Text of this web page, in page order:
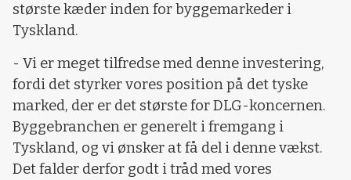
største kæder inden for byggemarkeder i
Tyskland.
- Vi er meget tilfredse med denne investering,
fordi det styrker vores position på det tyske
marked, der er det største for DLG-koncernen.
Byggebranchen er generelt i fremgang i
Tyskland, og vi ønsker at få del i denne vækst.
Det falder derfor godt i tråd med vores